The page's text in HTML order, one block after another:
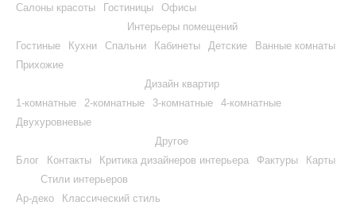
Салоны красоты
Гостиницы
Офисы
Интерьеры помещений
Гостиные
Кухни Спальни Кабинеты Детские
Ванные комнаты
Прихожие
Дизайн квартир
1-комнатные
2-комнатные 3-комнатные
4-комнатные
Двухуровневые
Другое
Блог
Контакты Критика дизайнеров интерьера Фактуры
Карты
Стили интерьеров
Ар-деко
Классический стиль